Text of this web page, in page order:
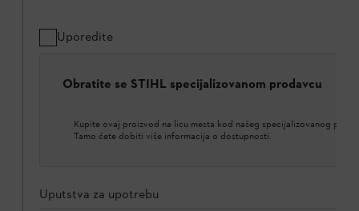
Uporedite
Obratite se STIHL specijalizovanom prodavcu
Kupite ovaj proizvod na licu mesta kod našeg specijalizovanog
Tamo ćete dobiti više informacija o dostupnosti.
Uputstva za upotrebu